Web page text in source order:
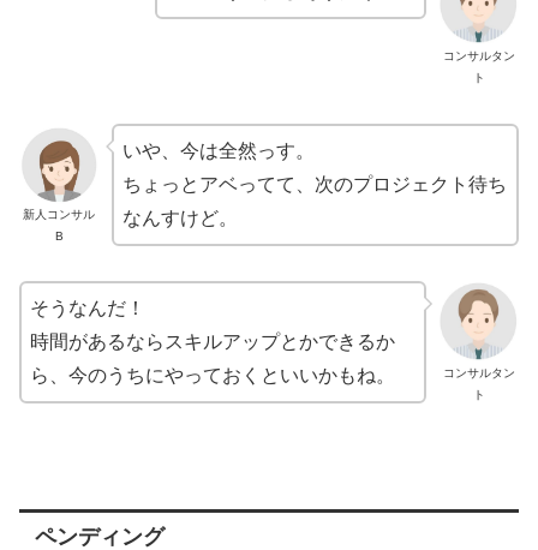
コンサルタン
ト
新人コンサル
B
いや、今は全然っす。
ちょっとアベってて、次のプロジェクト待ち
なんすけど。
コンサルタン
ト
そうなんだ！
時間があるならスキルアップとかできるか
ら、今のうちにやっておくといいかもね。
ペンディング